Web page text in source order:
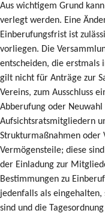
Aus wichtigem Grund
verlegt werden. Eine
Einberufungsfrist ist
vorliegen. Die
entscheiden, die erstmals
gilt nicht für Anträge zur
Vereins, zum Ausschluss
Abberufung oder Neuwahl
Aufsichtsratsmitgliedern
Strukturmaßnahmen oder
Vermögensteile; diese
der Einladung zur
Bestimmungen zu
jedenfalls als
sind und die